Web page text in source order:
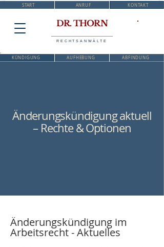
START ANRUF KONTAKT
DR. THORN
RECHTSANWÄLTE
KÜNDIGUNG AUFHEBUNG ABFINDUNG
Änderungskündigung aktuell
– Rechte & Optionen
Änderungskündigung im
Arbeitsrecht - Aktuelles